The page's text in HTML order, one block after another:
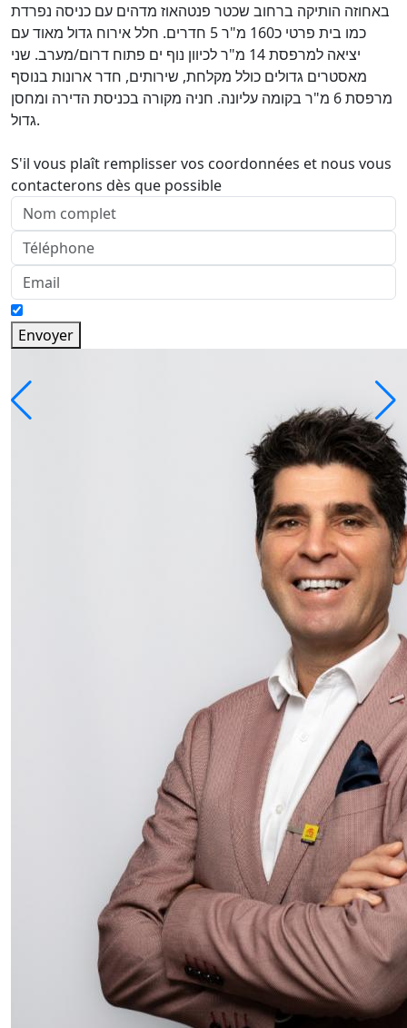
באחוזה הותיקה ברחוב שכטר פנטהאוז מדהים עם כניסה נפרדת
כמו בית פרטי כ160 מ"ר 5 חדרים. חלל אירוח גדול מאוד עם
יציאה למרפסת 14 מ"ר לכיוון נוף ים פתוח דרום/מערב. שני
מאסטרים גדולים כולל מקלחת, שירותים, חדר ארונות בנוסף
מרפסת 6 מ"ר בקומה עליונה. חניה מקורה בכניסת הדירה ומחסן
גדול.
S'il vous plaît remplisser vos coordonnées et nous vous
contacterons dès que possible
Envoyer